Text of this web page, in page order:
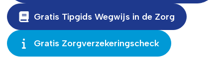
Gratis Tipgids Wegwijs in de Zorg
Gratis Zorgverzekeringscheck